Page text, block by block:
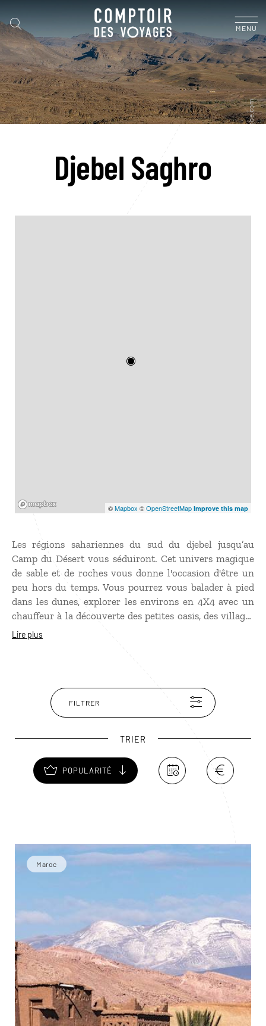
MENU
Djebel Saghro
©Mapbox ©OpenStreetMap Improve this map
Les régions sahariennes du sud du djebel jusqu’au
Camp du Désert vous séduiront. Cet univers magique
de sable et de roches vous donne l'occasion d'être un
peu hors du temps. Vous pourrez vous balader à pied
dans les dunes, explorer les environs en 4X4 avec un
chauffeur à la découverte des petites oasis, des villages
berbères et des peintures rupestres avoisinantes.
Lire plus
FILTRER
TRIER
POPULARITÉ
Maroc